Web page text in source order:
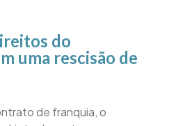
do
uma rescisão de
de franquia, o